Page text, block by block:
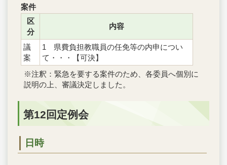
案件
区
分
内容
議
案
1 県費負担教職員の任免等の内申につい
て・・・【可決】
※注釈：緊急を要する案件のため、各委員へ個別に
説明の上、審議決定しました。
第12回定例会
日時